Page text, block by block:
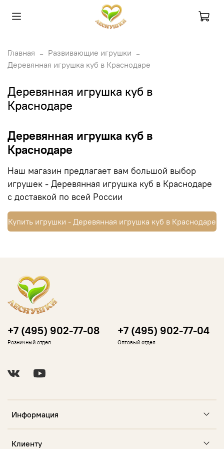
Главная
Развивающие игрушки
Деревянная игрушка куб в Краснодаре
Деревянная игрушка куб в
Краснодаре
Деревянная игрушка куб в
Краснодаре
Наш магазин предлагает вам большой выбор
игрушек - Деревянная игрушка куб в Краснодаре
с доставкой по всей России
Купить игрушки - Деревянная игрушка куб в Краснодаре
Информация
Клиенту
+7 (495) 902-77-08
Розничный отдел
+7 (495) 902-77-04
Оптовый отдел